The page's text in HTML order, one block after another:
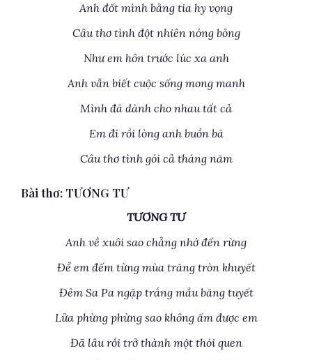
Anh đốt mình bằng tia hy vọng
Câu thơ tình đột nhiên nóng bỏng
Như em hôn trước lúc xa anh
Anh vẫn biết cuộc sống mong manh
Mình đã dành cho nhau tất cả
Em đi rồi lòng anh buồn bã
Câu thơ tình gói cả tháng năm
Bài thơ: TƯƠNG TƯ
TƯƠNG TƯ
Anh về xuôi sao chẳng nhớ đến rừng
Để em đếm từng mùa trăng tròn khuyết
Đêm Sa Pa ngập trắng mầu băng tuyết
Lửa phừng phừng sao không ấm được em
Đã lâu rồi trở thành một thói quen